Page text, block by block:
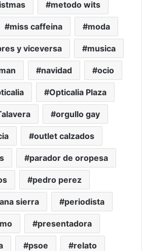
metodo wits
miss caffeina moda
y viceversa musica
navidad ocio
Opticalia Plaza
orgullo gay
outlet calzados
parador de oropesa
pedro perez
sierra periodista
presentadora
psoe relato